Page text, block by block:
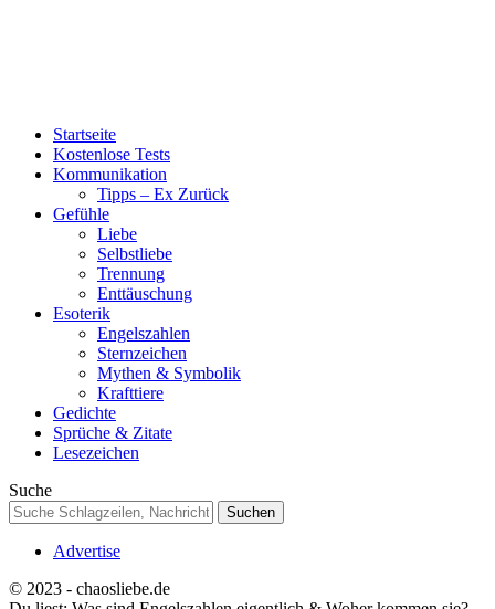
Startseite
Kostenlose Tests
Kommunikation
Tipps – Ex Zurück
Gefühle
Liebe
Selbstliebe
Trennung
Enttäuschung
Esoterik
Engelszahlen
Sternzeichen
Mythen & Symbolik
Krafttiere
Gedichte
Sprüche & Zitate
Lesezeichen
Suche
Advertise
© 2023 - chaosliebe.de